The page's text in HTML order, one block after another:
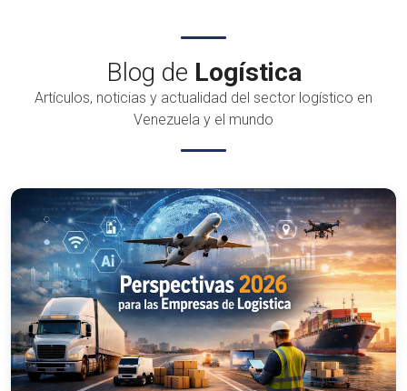
Blog de Logística
Artículos, noticias y actualidad del sector logístico en
Venezuela y el mundo